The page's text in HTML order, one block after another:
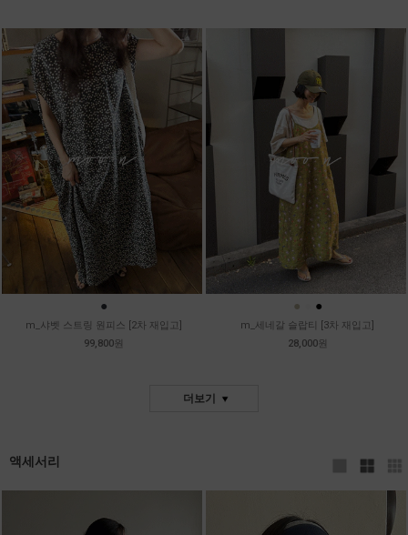
●
m_샤벳 스트링 원피스 [2차 재입고]
99,800원
● ●
m_세네갈 슬랍티 [3차 재입고]
28,000원
더보기
액세서리